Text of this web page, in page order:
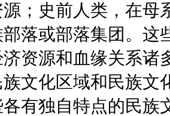
源；史前人类，在
落或部落集团。这
资源和血缘关系诸
族文化区域和民族
有独自特点的民族